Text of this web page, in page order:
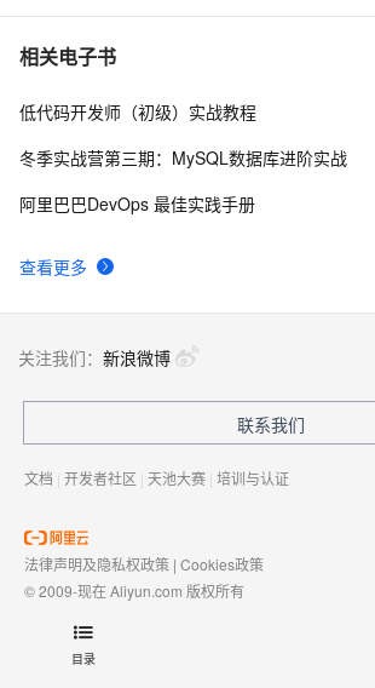
目录
7 阿里云Windows Server 2016环境Docker试用
8 在阿里云容器服务上创建一个spring boot应用
相关电子书
查看更多
低代码开发师（初级）实战教程
冬季实战营第三期：MySQL数据库进阶实战
阿里巴巴DevOps 最佳实践手册
关注我们： 新浪微博
联系我们
文档 | 开发者社区 | 天池大赛 | 培训与认证
法律声明及隐私权政策 | Cookies政策
© 2009-现在 Aliyun.com 版权所有
域名注册服务机构许可：